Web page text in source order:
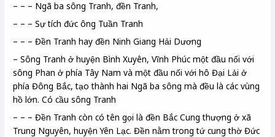
– – – Ngã ba sông Tranh, đền Tranh,
– – – Sự tích đức ông Tuần Tranh
– – – Đền Tranh hay đền Ninh Giang Hải Dương
– Sông Tranh ở huyện Bình Xuyên, Vĩnh Phúc một đầu nối với
sông Phan ở phía Tây Nam và một đầu nối với hô Đại Lải ở
phía Đông Bắc, tạo thành hai Ngã ba sông mà đều là các vùng
hồ lớn. Có cầu sông Tranh
– – – Đền Tranh còn có tên gọi là đền Bắc Cung thượng ở xã
Trung Nguyên, huyện Yên Lạc. Đền nằm trong tứ cung thờ Đức